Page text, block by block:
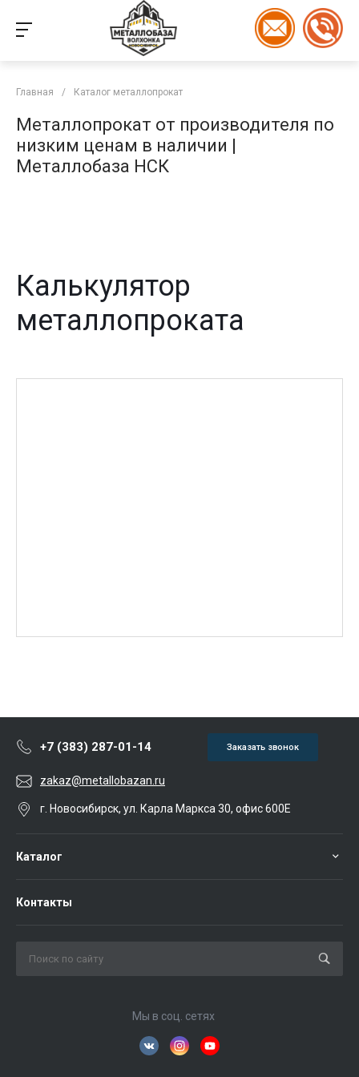
Главная / Каталог металлопрокат
Металлопрокат от производителя по
низким ценам в наличии |
Металлобаза НСК
Калькулятор
металлопроката
+7 (383) 287-01-14 Заказать звонок
zakaz@metallobazan.ru
г. Новосибирск, ул. Карла Маркса 30, офис 600Е
Каталог
Контакты
Мы в соц. сетях